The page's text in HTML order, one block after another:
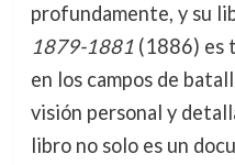
profundamente, y su
1879-1881(1886) es
en los campos de
visión personal y
libro no solo es un